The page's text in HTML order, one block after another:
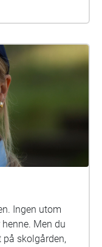
Ingen utom
Men du
på skolgården,